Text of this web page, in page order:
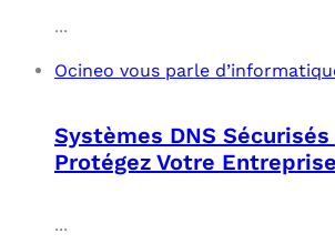
...
Ocineo vous parle
Systèmes DNS Sécurisés
Protégez Votre Entreprise
...